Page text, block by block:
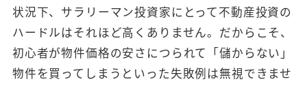
状況下、サラリーマン投資家にとって不動産投資の
ハードルはそれほど高くありません。だからこそ、
初心者が物件価格の安さにつられて「儲からない」
物件を買ってしまうといった失敗例は無視できませ